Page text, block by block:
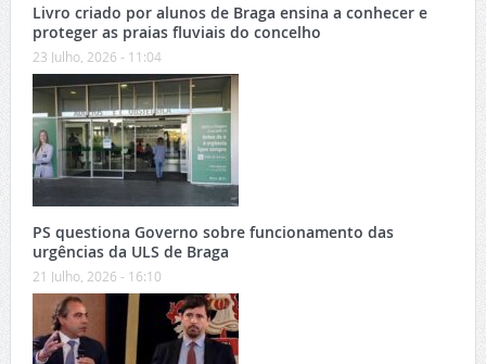
Livro criado por alunos de Braga ensina a conhecer e
proteger as praias fluviais do concelho
23 Julho, 2026 - 11:04
PS questiona Governo sobre funcionamento das
urgências da ULS de Braga
21 Julho, 2026 - 16:10